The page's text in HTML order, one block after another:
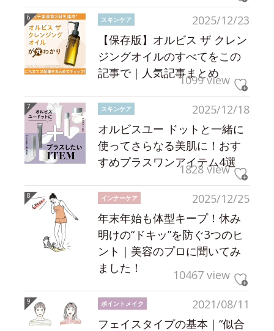
2025/12/23
スキンケア
【保存版】オルビス ザ クレン
ジングオイルのすべてをこの
記事で｜人気記事まとめ
1099 view
2025/12/18
スキンケア
オルビスユー ドットと一緒に
使ってさらなる美肌に！おす
すめプラスワンアイテム4選
1828 view
2025/12/25
インナーケア
年末年始も体型キープ！休み
明けの“ドキッ”を防ぐ3つのヒ
ント｜美容のプロに聞いてみ
ました！
10467 view
2021/08/11
ポイントメイク
フェイスタイプの基本｜“似合